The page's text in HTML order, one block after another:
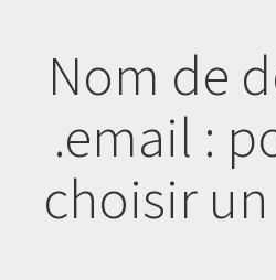
Nom de
.email :
choisir